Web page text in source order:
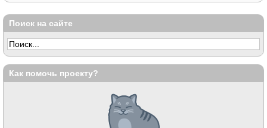
Поиск на сайте
Как помочь проекту?